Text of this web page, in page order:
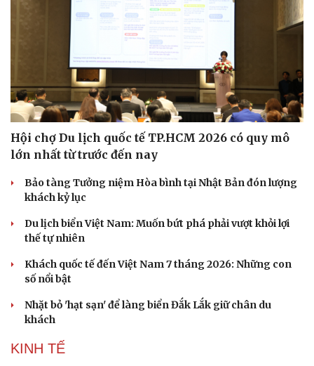
Hội chợ Du lịch quốc tế TP.HCM 2026 có quy mô
lớn nhất từ trước đến nay
Bảo tàng Tưởng niệm Hòa bình tại Nhật Bản đón lượng
khách kỷ lục
Du lịch biển Việt Nam: Muốn bứt phá phải vượt khỏi lợi
thế tự nhiên
Khách quốc tế đến Việt Nam 7 tháng 2026: Những con
số nổi bật
Nhặt bỏ 'hạt sạn' để làng biển Đắk Lắk giữ chân du
khách
KINH TẾ